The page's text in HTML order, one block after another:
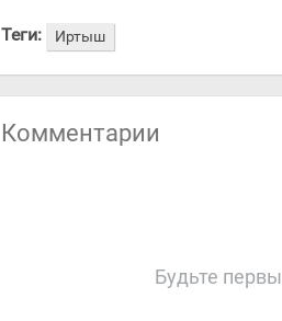
Теги: Иртыш
Комментарии
Будьте